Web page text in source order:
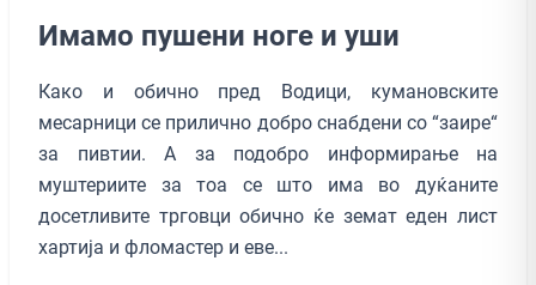
Имамо пушени ноге и уши
Како и обично пред Водици, кумановските
месарници се прилично добро снабдени со “заире“
за пивтии. А за подобро информирање на
муштериите за тоа се што има во дуќаните
досетливите трговци обично ќе земат еден лист
хартија и фломастер и еве...